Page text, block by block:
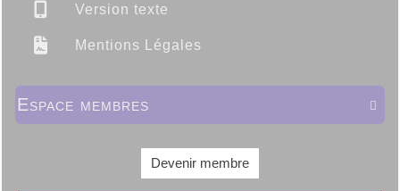
Version texte
Mentions Légales

Espace membres
Devenir membre